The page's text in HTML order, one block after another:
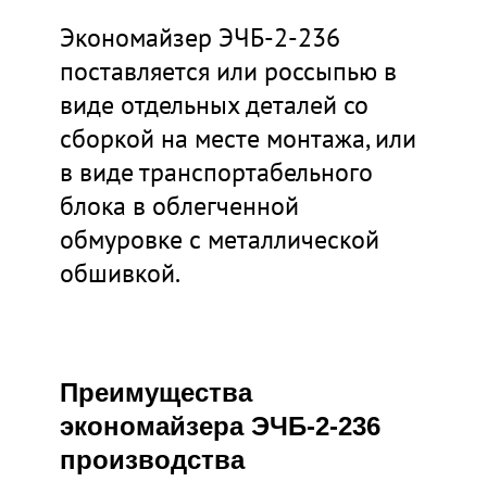
Экономайзер ЭЧБ-2-236
поставляется или россыпью в
виде отдельных деталей со
сборкой на месте монтажа, или
в виде транспортабельного
блока в облегченной
обмуровке с металлической
обшивкой.
Преимущества
экономайзера ЭЧБ-2-236
производства